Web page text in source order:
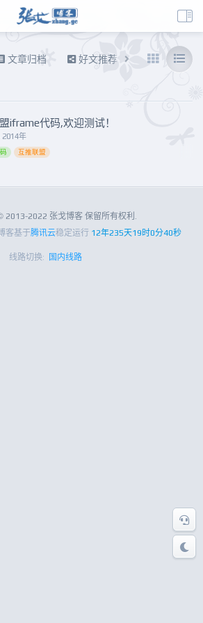
文章归档 好文推荐 东拉西扯
2014年
iframe代码,欢迎测试！
互推联盟
2013-2022 张戈博客 保留所有权利.
客基于腾讯云稳定运行 12年235天19时0分40秒
线路切换: 国内线路